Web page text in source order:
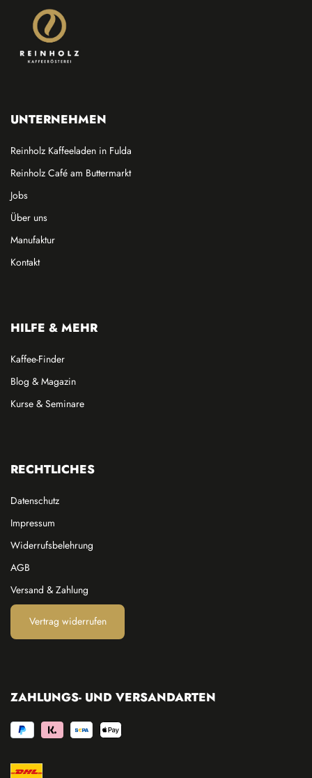
UNTERNEHMEN
Reinholz Kaffeeladen in Fulda
Reinholz Café am Buttermarkt
Jobs
Über uns
Manufaktur
Kontakt
HILFE & MEHR
Kaffee-Finder
Blog & Magazin
Kurse & Seminare
RECHTLICHES
Datenschutz
Impressum
Widerrufsbelehrung
AGB
Versand & Zahlung
Vertrag widerrufen
ZAHLUNGS- UND VERSANDARTEN